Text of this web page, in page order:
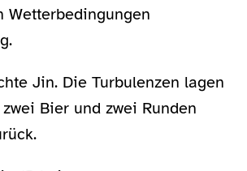
Wetterbedingungen
Jin. Die Turbulenzen lagen
Bier und zwei Runden